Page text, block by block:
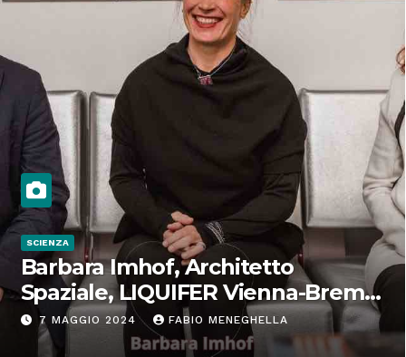
SCIENZA
Barbara Imhof, Architetto
Spaziale, LIQUIFER Vienna-Brema:
“Progettiamo habitat per lo
Spazio”
7 MAGGIO 2024 FABIO MENEGHELLA